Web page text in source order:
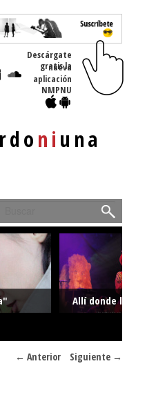
niuna
Descárgate
gratis la nueva
aplicación
NMPNU
Allí donde la
Navegador de imágenes
← Anterior Siguiente →